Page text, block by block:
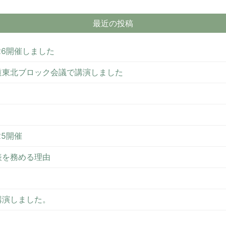
最近の投稿
開催しました
北ブロック会議で講演しました
開催
務める理由
しました。